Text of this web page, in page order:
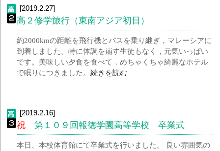
[2019.2.27]
高２修学旅行（東南アジア初日）
約2000kmの距離を飛行機とバスを乗り継ぎ，マレーシアに
到着しました。特に体調を崩す生徒もなく，元気いっぱい
です。美味しい夕食を食べて，めちゃくちゃ綺麗なホテル
で眠りにつきました。続きを読む
[2019.2.16]
祝 第１０９回報徳学園高等学校 卒業式
本日、本校体育館にて卒業式を行いました。 良い雰囲気の